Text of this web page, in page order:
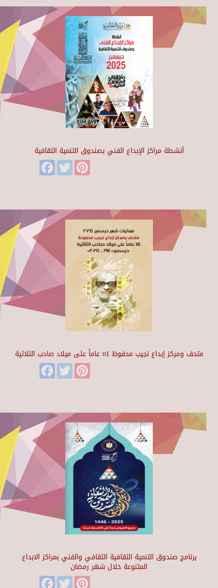
أنشطة مراكز الإبداع الفني بصندوق التنمية الثقافية
FacebookTwitter
متحف ومركز إبداع نجيب محفوظ ١١٤ عاماً على ميلاد صاحب الثلاثية
FacebookTwitter
برنامج صندوق التنمية الثقافية الثقافي والفني بمراكز الابداع
المتنوعة خلال شهر رمضان
FacebookTwitter